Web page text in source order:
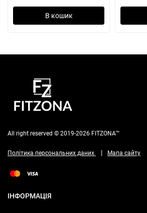
В кошик
All right reserved © 2019-2026 FITZONA™
Політика персональних даних | Мапа сайту
ІНФОРМАЦІЯ